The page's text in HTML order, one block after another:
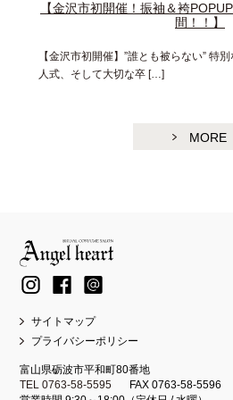
【金沢市初開催！振袖＆袴
間！！】
【金沢市初開催】”誰とも被らない” 特
人式、そして大切な卒 […]
MORE
サイトマップ
プライバシーポリシー
富山県砺波市平和町80番地
TEL 0763-58-5595
FAX 0763-58-5596